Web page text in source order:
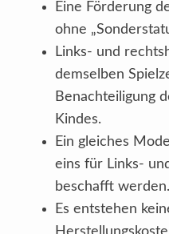
Eine Förderung
ohne
Links- und
demselben
Benachteiligung
Kindes.
Ein gleiches
eins für Links-
beschafft werden.
Es entstehen